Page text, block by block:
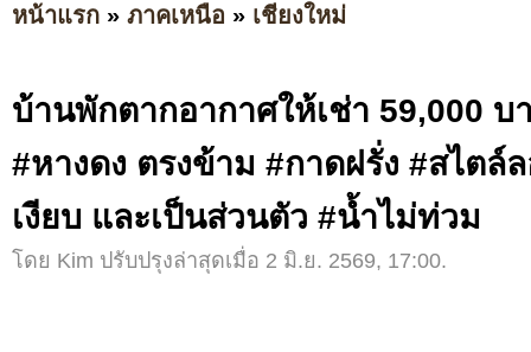
หน้าแรก » ภาคเหนือ » เชียงใหม่
บ้านพักตากอากาศให้เช่า 59,000 บ
#หางดง ตรงข้าม #กาดฝรั่ง #สไตล์
เงียบ และเป็นส่วนตัว #น้ำไม่ท่วม
โดย Kim ปรับปรุงล่าสุดเมื่อ 2 มิ.ย. 2569, 17:00.